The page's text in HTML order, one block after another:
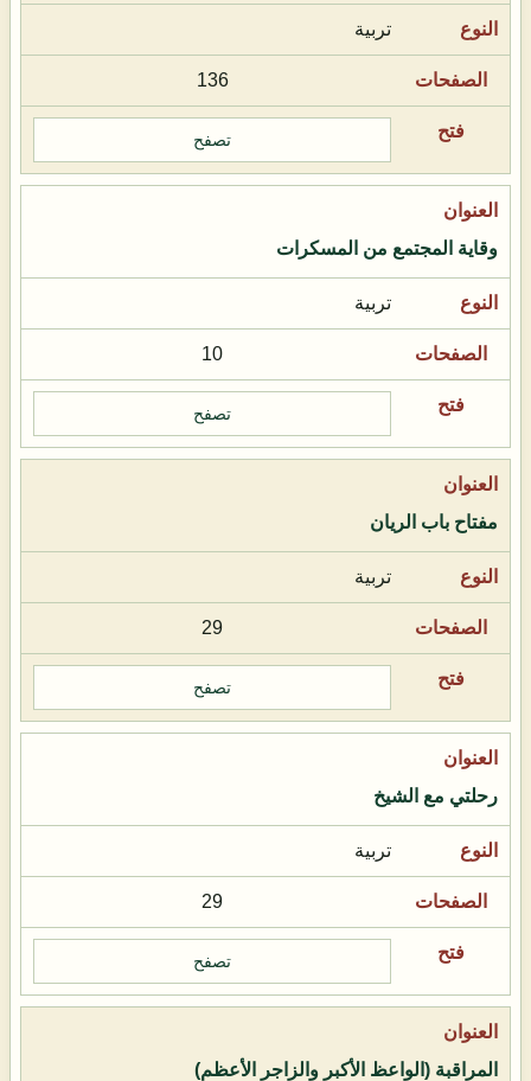
تربية
136
تصفح
وقاية المجتمع من المسكرات
تربية
10
تصفح
مفتاح باب الريان
تربية
29
تصفح
رحلتي مع الشيخ
تربية
29
تصفح
المراقبة (الواعظ الأكبر والزاجر الأعظم)